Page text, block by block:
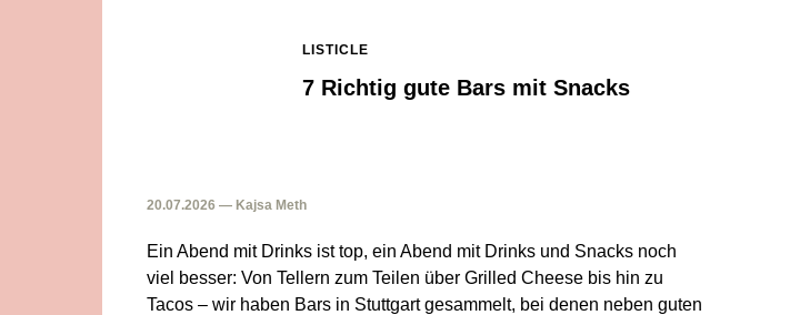
LISTICLE
7 Richtig gute Bars mit Snacks
20.07.2026 — Kajsa Meth
Ein Abend mit Drinks ist top, ein Abend mit Drinks und Snacks noch
viel besser: Von Tellern zum Teilen über Grilled Cheese bis hin zu
Tacos – wir haben Bars in Stuttgart gesammelt, bei denen neben guten